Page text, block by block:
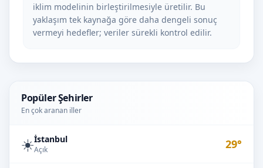
Popüler Şehirler
En çok aranan iller
☀️İstanbul
Açık 29°
iklim modelinin birleştirilmesiyle üretilir. Bu
yaklaşım tek kaynağa göre daha dengeli sonuç
vermeyi hedefler; veriler sürekli kontrol edilir.